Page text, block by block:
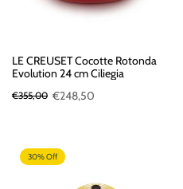
LE CREUSET Cocotte Rotonda
Evolution 24 cm Ciliegia
€355,00 €248,50
30% Off